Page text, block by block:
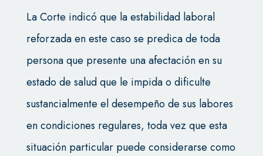
La Corte indicó que la estabilidad laboral
reforzada en este caso se predica de toda
persona que presente una afectación en su
estado de salud que le impida o dificulte
sustancialmente el desempeño de sus labores
en condiciones regulares, toda vez que esta
situación particular puede considerarse como